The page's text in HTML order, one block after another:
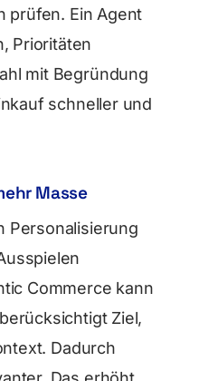
prüfen. Ein Agent
Prioritäten
mit Begründung
schneller und
Masse
Personalisierung
Commerce kann
Ziel,
Dadurch